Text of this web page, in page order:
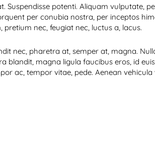
Suspendisse potenti. Aliquam
per conubia nostra, per inceptos
nec, feugiat nec, luctus a, lacus.
nec, pharetra at, semper at, magna.
blandit, magna ligula faucibus eros, id
ac, tempor vitae, pede. Aenean